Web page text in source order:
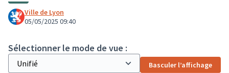
Ville de Lyon
05/05/2025 09:40
Sélectionner le mode de vue :
Basculer l’affichage